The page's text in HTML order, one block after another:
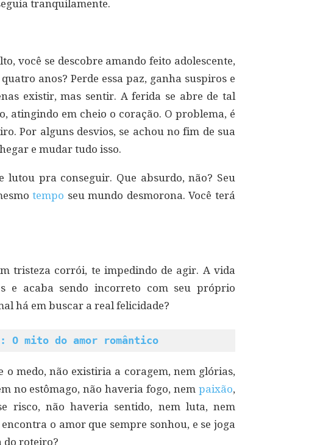
tranquilamente.
você se descobre amando feito adolescente,
anos? Perde essa paz, ganha suspiros e
existir, mas sentir. A ferida se abre de tal
atingindo em cheio o coração. O problema, é
Por alguns desvios, se achou no fim de sua
e mudar tudo isso.
lutou pra conseguir. Que absurdo, não? Seu
tempo seu mundo desmorona. Você terá
tristeza corrói, te impedindo de agir. A vida
e acaba sendo incorreto com seu próprio
há em buscar a real felicidade?
O mito do amor romântico
o medo, não existiria a coragem, nem glórias,
no estômago, não haveria fogo, nem paixão,
risco, não haveria sentido, nem luta, nem
o amor que sempre sonhou, e se joga
do roteiro?